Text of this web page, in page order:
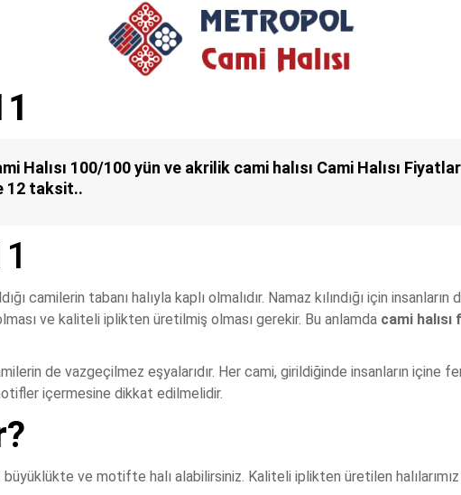
Halısı 100/100 yün ve akrilik cami halısı Cami Halısı
12 taksit..
camilerin tabanı halıyla kaplı olmalıdır. Namaz kılındığı için
ve kaliteli iplikten üretilmiş olması gerekir. Bu anlamda cami halısı
de vazgeçilmez eşyalarıdır. Her cami, girildiğinde insanların içine
içermesine dikkat edilmelidir.
büyüklükte ve motifte halı alabilirsiniz. Kaliteli iplikten üretilen